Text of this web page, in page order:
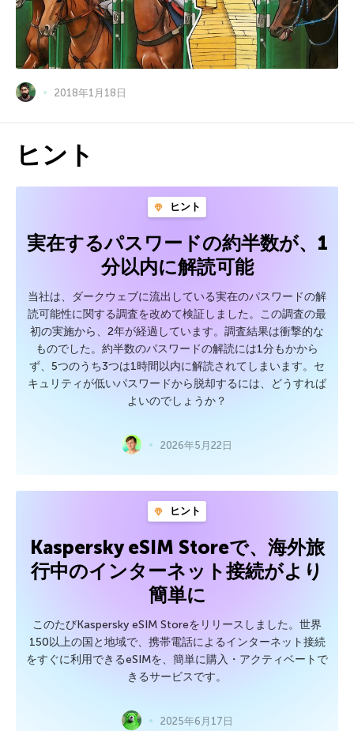
2018年1月18日
ヒント
ヒント
実在するパスワードの約半数が、1
分以内に解読可能
当社は、ダークウェブに流出している実在のパスワードの解
読可能性に関する調査を改めて検証しました。この調査の最
初の実施から、2年が経過しています。調査結果は衝撃的な
ものでした。約半数のパスワードの解読には1分もかから
ず、5つのうち3つは1時間以内に解読されてしまいます。セ
キュリティが低いパスワードから脱却するには、どうすれば
よいのでしょうか？
2026年5月22日
ヒント
Kaspersky eSIM Storeで、海外旅
行中のインターネット接続がより
簡単に
このたびKaspersky eSIM Storeをリリースしました。世界
150以上の国と地域で、携帯電話によるインターネット接続
をすぐに利用できるeSIMを、簡単に購入・アクティベートで
きるサービスです。
2025年6月17日